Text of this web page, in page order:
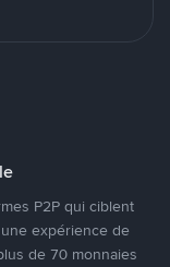
P2P qui ciblent
expérience de
de 70 monnaies